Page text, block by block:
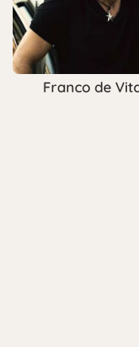
Franco de